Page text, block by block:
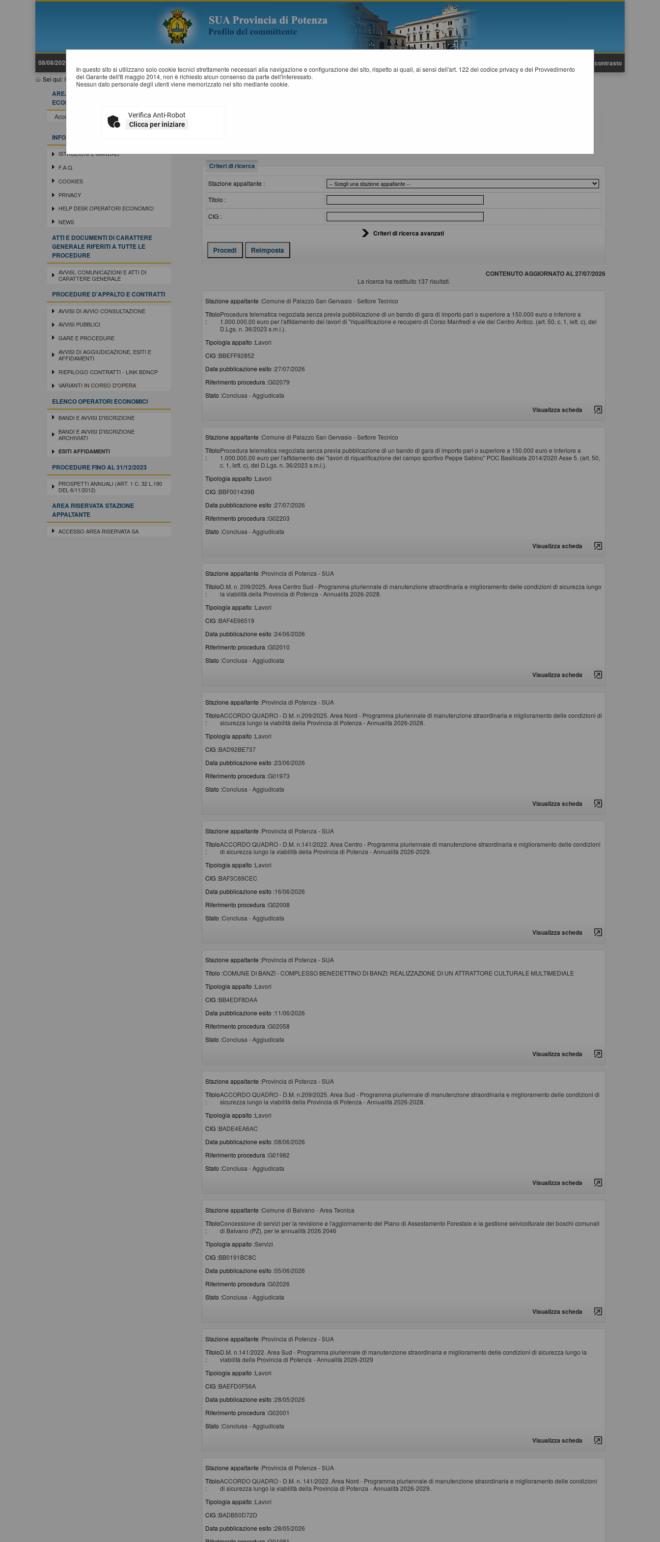
08/08/2026 06:12 Alto contrasto
Sei qui: Home»Elenco operatori economici»Esiti affidamenti
In questo sito si utilizzano solo cookie tecnici strettamente necessari alla navigazione e configurazione del sito, rispetto ai quali, ai sensi dell'art. 122 del codice privacy e del Provvedimento
del Garante dell'8 maggio 2014, non è richiesto alcun consenso da parte dell'interessato.
Nessun dato personale degli utenti viene memorizzato nel sito mediante cookie.
Verifica Anti-Robot
Clicca per iniziare
AREA RISERVATA OPERATORE
ECONOMICO
Accedi - Registrati
INFORMAZIONI
ISTRUZIONI E MANUALI
F.A.Q.
COOKIES
PRIVACY
HELP DESK OPERATORI ECONOMICI
NEWS
ATTI E DOCUMENTI DI CARATTERE
GENERALE RIFERITI A TUTTE LE
PROCEDURE
AVVISI, COMUNICAZIONI E ATTI DI
CARATTERE GENERALE
PROCEDURE D'APPALTO E CONTRATTI
AVVISI DI AVVIO CONSULTAZIONE
AVVISI PUBBLICI
GARE E PROCEDURE
AVVISI DI AGGIUDICAZIONE, ESITI E
AFFIDAMENTI
RIEPILOGO CONTRATTI - LINK BDNCP
VARIANTI IN CORSO D'OPERA
ELENCO OPERATORI ECONOMICI
BANDI E AVVISI D'ISCRIZIONE
BANDI E AVVISI D'ISCRIZIONE
ARCHIVIATI
ESITI AFFIDAMENTI
PROCEDURE FINO AL 31/12/2023
PROSPETTI ANNUALI (ART. 1 C. 32 L.190
DEL 6/11/2012)
AREA RISERVATA STAZIONE
APPALTANTE
ACCESSO AREA RISERVATA SA
Criteri di ricerca
Stazione appaltante :
Titolo :
CIG :
Criteri di ricerca avanzati
CONTENUTO AGGIORNATO AL 27/07/2026
La ricerca ha restituito 137 risultati.
Stazione appaltante :Comune di Palazzo San Gervasio - Settore Tecnico
Titolo
:
Procedura telematica negoziata senza previa pubblicazione di un bando di gara di importo pari o superiore a 150.000 euro e inferiore a
1.000.000,00 euro per l'affidamento dei lavori di "riqualificazione e recupero di Corso Manfredi e vie del Centro Antico. (art. 50, c. 1, lett. c), del
D.Lgs. n. 36/2023 s.m.i.).
Tipologia appalto :Lavori
CIG :BBEFF92852
Data pubblicazione esito :27/07/2026
Riferimento procedura :G02079
Stato :Conclusa - Aggiudicata
Visualizza scheda
Stazione appaltante :Comune di Palazzo San Gervasio - Settore Tecnico
Titolo
:
Procedura telematica negoziata senza previa pubblicazione di un bando di gara di importo pari o superiore a 150.000 euro e inferiore a
1.000.000,00 euro per l'affidamento dei "lavori di riqualificazione del campo sportivo Peppe Sabino" POC Basilicata 2014/2020 Asse 5. (art. 50,
c. 1, lett. c), del D.Lgs. n. 36/2023 s.m.i.).
Tipologia appalto :Lavori
CIG :BBF001439B
Data pubblicazione esito :27/07/2026
Riferimento procedura :G02203
Stato :Conclusa - Aggiudicata
Visualizza scheda
Stazione appaltante :Provincia di Potenza - SUA
Titolo
:
D.M. n. 209/2025. Area Centro Sud - Programma pluriennale di manutenzione straordinaria e miglioramento delle condizioni di sicurezza lungo
la viabilità della Provincia di Potenza - Annualità 2026-2028.
Tipologia appalto :Lavori
CIG :BAF4E66519
Data pubblicazione esito :24/06/2026
Riferimento procedura :G02010
Stato :Conclusa - Aggiudicata
Visualizza scheda
Stazione appaltante :Provincia di Potenza - SUA
Titolo
:
ACCORDO QUADRO - D.M. n.209/2025. Area Nord - Programma pluriennale di manutenzione straordinaria e miglioramento delle condizioni di
sicurezza lungo la viabilità della Provincia di Potenza - Annualità 2026-2028.
Tipologia appalto :Lavori
CIG :BAD92BE737
Data pubblicazione esito :23/06/2026
Riferimento procedura :G01973
Stato :Conclusa - Aggiudicata
Visualizza scheda
Stazione appaltante :Provincia di Potenza - SUA
Titolo
:
ACCORDO QUADRO - D.M. n.141/2022. Area Centro - Programma pluriennale di manutenzione straordinaria e miglioramento delle condizioni
di sicurezza lungo la viabilità della Provincia di Potenza - Annualità 2026-2029.
Tipologia appalto :Lavori
CIG :BAF3C69CEC
Data pubblicazione esito :16/06/2026
Riferimento procedura :G02008
Stato :Conclusa - Aggiudicata
Visualizza scheda
Stazione appaltante :Provincia di Potenza - SUA
Titolo :COMUNE DI BANZI - COMPLESSO BENEDETTINO DI BANZI: REALIZZAZIONE DI UN ATTRATTORE CULTURALE MULTIMEDIALE
Tipologia appalto :Lavori
CIG :BB4EDF8DAA
Data pubblicazione esito :11/06/2026
Riferimento procedura :G02058
Stato :Conclusa - Aggiudicata
Visualizza scheda
Stazione appaltante :Provincia di Potenza - SUA
Titolo
:
ACCORDO QUADRO - D.M. n.209/2025. Area Sud - Programma pluriennale di manutenzione straordinaria e miglioramento delle condizioni di
sicurezza lungo la viabilità della Provincia di Potenza - Annualità 2026-2028.
Tipologia appalto :Lavori
CIG :BADE4EA6AC
Data pubblicazione esito :08/06/2026
Riferimento procedura :G01982
Stato :Conclusa - Aggiudicata
Visualizza scheda
Stazione appaltante :Comune di Balvano - Area Tecnica
Titolo
:
Concessione di servizi per la revisione e l'aggiornamento del Piano di Assestamento Forestale e la gestione selvicolturale dei boschi comunali
di Balvano (PZ), per le annualità 2026 2046
Tipologia appalto :Servizi
CIG :BB0191BC8C
Data pubblicazione esito :05/06/2026
Riferimento procedura :G02026
Stato :Conclusa - Aggiudicata
Visualizza scheda
Stazione appaltante :Provincia di Potenza - SUA
Titolo
:
D.M. n.141/2022. Area Sud - Programma pluriennale di manutenzione straordinaria e miglioramento delle condizioni di sicurezza lungo la
viabilità della Provincia di Potenza - Annualità 2026-2029
Tipologia appalto :Lavori
CIG :BAEFD0F56A
Data pubblicazione esito :28/05/2026
Riferimento procedura :G02001
Stato :Conclusa - Aggiudicata
Visualizza scheda
Stazione appaltante :Provincia di Potenza - SUA
Titolo
:
ACCORDO QUADRO - D.M. n. 141/2022. Area Nord - Programma pluriennale di manutenzione straordinaria e miglioramento delle condizioni
di sicurezza lungo la viabilità della Provincia di Potenza - Annualità 2026-2029.
Tipologia appalto :Lavori
CIG :BADB50D72D
Data pubblicazione esito :28/05/2026